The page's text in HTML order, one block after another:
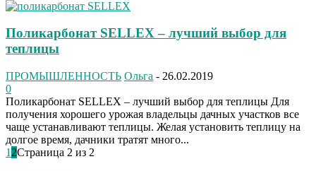
Поликарбонат SELLEX – лучший выбор для
теплицы
ПРОМЫШЛЕННОСТЬ Ольга - 26.02.2019
0
Поликарбонат SELLEX – лучший выбор для теплицы Для
получения хорошего урожая владельцы дачных участков все
чаще устанавливают теплицы. Желая установить теплицу на
долгое время, дачники тратят много...
1 2Страница 2 из 2